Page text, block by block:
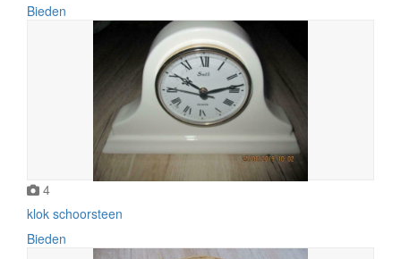
Bieden
4
klok schoorsteen
Bieden